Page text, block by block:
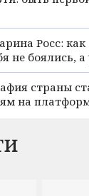
Росс: как
не боялись,
страны
на